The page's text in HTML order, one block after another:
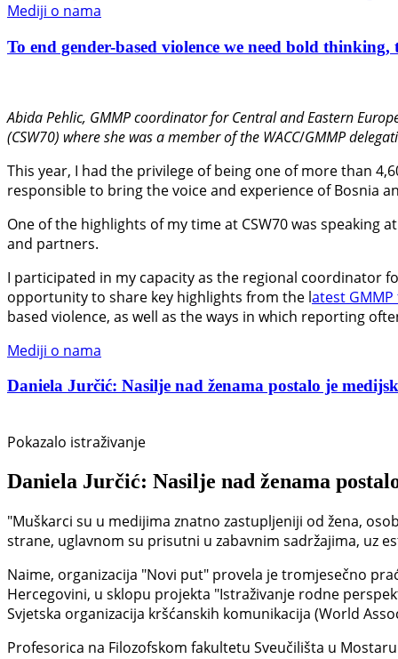
Mediji o nama
To end gender-based violence we need bold
Abida Pehlic, GMMP coordinator for Central and Eastern
(CSW70) where she was a member of the WACC/GMMP
This year, I had the privilege of being one of more than
responsible to bring the voice and experience of Bosnia
One of the highlights of my time at CSW70 was speaking
and partners.
I participated in my capacity as the regional coordinator
opportunity to share key highlights from the latest
based violence, as well as the ways in which reporting
Mediji o nama
Daniela Jurčić: Nasilje nad ženama postalo je
Pokazalo istraživanje
Daniela Jurčić: Nasilje nad ženama
"Muškarci su u medijima znatno zastupljeniji od žena,
strane, uglavnom su prisutni u zabavnim sadržajima, uz
Naime, organizacija "Novi put" provela je tromjesečno
Hercegovini, u sklopu projekta "Istraživanje rodne
Svjetska organizacija kršćanskih komunikacija (World
Profesorica na Filozofskom fakultetu Sveučilišta u